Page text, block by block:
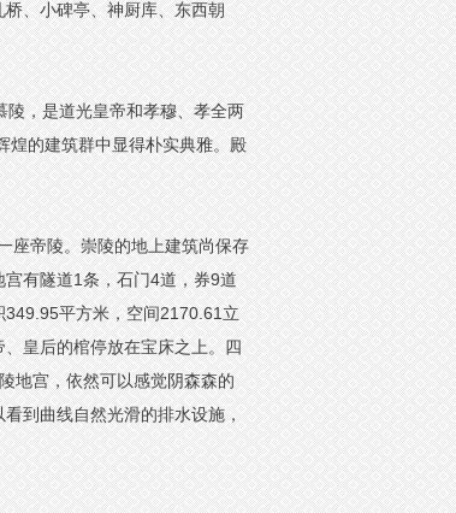
、小碑亭、神厨库、东西朝
，是道光皇帝和孝穆、孝全两
煌的建筑群中显得朴实典雅。殿
座帝陵。崇陵的地上建筑尚保存
有隧道1条，石门4道，券9道
平方米，空间2170.61立
皇后的棺停放在宝床之上。四
地宫，依然可以感觉阴森森的
到曲线自然光滑的排水设施，